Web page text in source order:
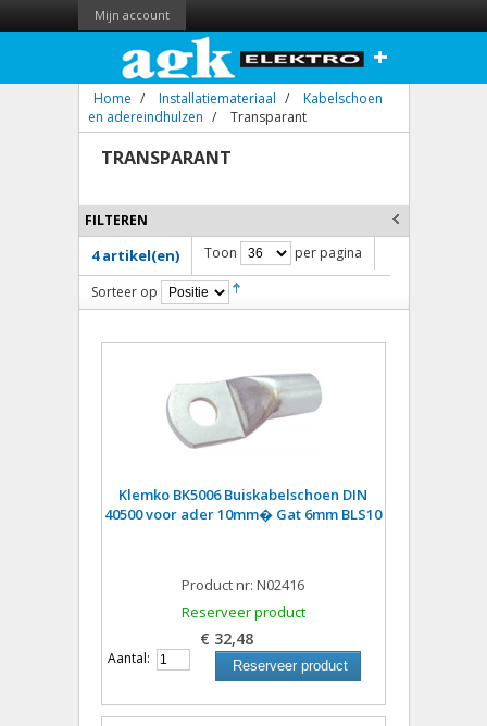
Mijn account
+
Home / Installatiemateriaal /
Kabelschoen
en adereindhulzen / Transparant
TRANSPARANT
FILTEREN
4 artikel(en) Toon per pagina
Sorteer op
Klemko BK5006 Buiskabelschoen DIN
40500 voor ader 10mm� Gat 6mm BLS10
Product nr: N02416
Reserveer product
€ 32,48
Aantal: Reserveer product